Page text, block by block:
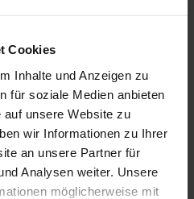
Cookies
Inhalte und Anzeigen zu
für soziale Medien anbieten
unsere Website zu
wir Informationen zu Ihrer
an unsere Partner für
Analysen weiter. Unsere
möglicherweise mit
COMMUNITY